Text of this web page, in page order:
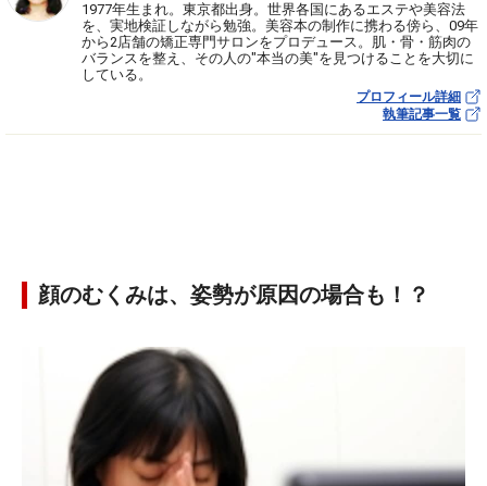
1977年生まれ。東京都出身。世界各国にあるエステや美容法
を、実地検証しながら勉強。美容本の制作に携わる傍ら、09年
から2店舗の矯正専門サロンをプロデュース。肌・骨・筋肉の
バランスを整え、その人の"本当の美"を見つけることを大切に
している。
プロフィール詳細
執筆記事一覧
顔のむくみは、姿勢が原因の場合も！？